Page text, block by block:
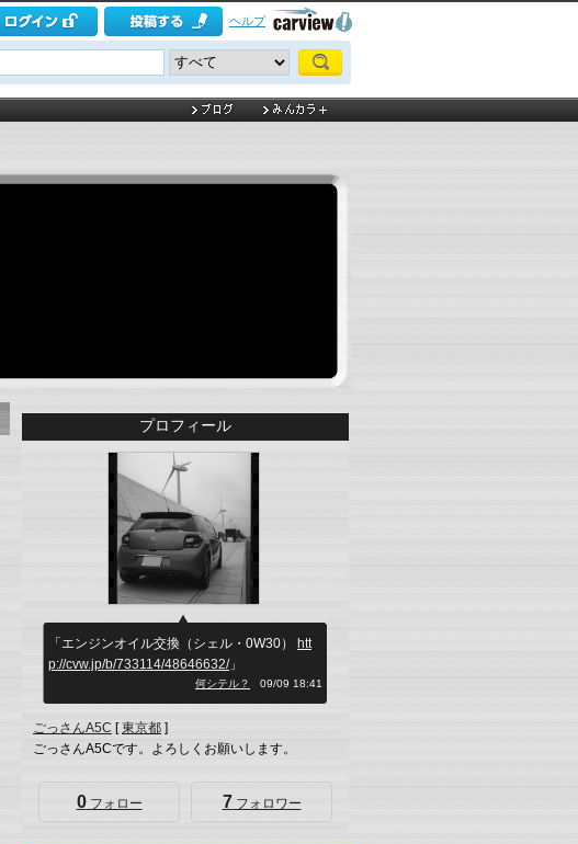
ヘルプ
プロフィール
「エンジンオイル交換（シェル・0W30） htt
p://cvw.jp/b/733114/48646632/」
何シテル？ 09/09 18:41
ごっさんA5C [東京都 ]
ごっさんA5Cです。よろしくお願いします。
0フォロー 7 フォロワー